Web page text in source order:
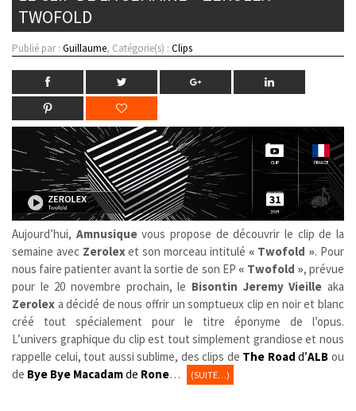
TWOFOLD
Publié par : Guillaume, Catégorie(s) : Clips
Aujourd’hui, Amnusiquevous propose de découvrir le clip de la
semaine avec Zerolex et son morceau intitulé « Twofold ». Pour
nous faire patienter avant la sortie de son EP « Twofold », prévue
pour le 20 novembre prochain, le Bisontin Jeremy Vieille aka
Zerolex a décidé de nous offrir un somptueux clip en noir et blanc
créé tout spécialement pour le titre éponyme de l’opus.
L’univers graphique du clip est tout simplement grandiose et nous
rappelle celui, tout aussi sublime, des clips de The Roadd’ALB ou
de Bye Bye Macadamde Rone… (SUITE…)